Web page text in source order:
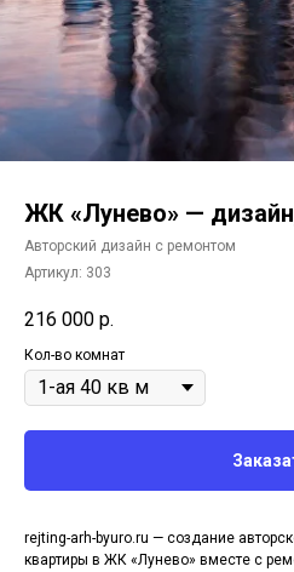
ЖК «Лунево» —
Авторский дизайн с ремонтом
Артикул: 303
216 000 р.
Кол-во комнат
rejting-arh-byuro.ru — создание
квартиры в ЖК «Лунево» вместе с